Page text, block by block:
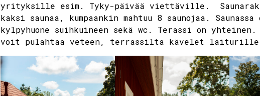
26 30
31 1 2 3 4 5
yrityksille esim. Tyky-päivää viettäville.
kaksi saunaa, kumpaankin mahtuu 8 saunojaa. Saunassa
kylpyhuone suihkuineen sekä wc. Terassi on
voit pulahtaa veteen, terrassilta kävelet laiturille